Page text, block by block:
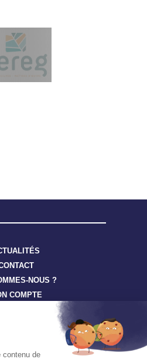
NOUS ?
COMPTE
à travers nos newsletters